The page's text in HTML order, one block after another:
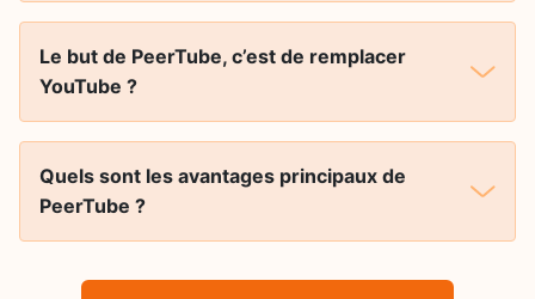
Le but de PeerTube, c’est de remplacer
YouTube ?
Quels sont les avantages principaux de
PeerTube ?